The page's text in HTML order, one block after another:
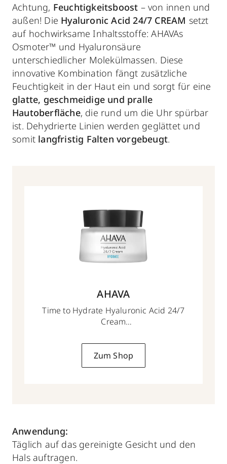
Achtung, Feuchtigkeitsboost – von innen und
außen! Die Hyaluronic Acid 24/7 CREAM setzt
auf hochwirksame Inhaltsstoffe: AHAVAs
Osmoter™ und Hyaluronsäure
unterschiedlicher Molekülmassen. Diese
innovative Kombination fängt zusätzliche
Feuchtigkeit in der Haut ein und sorgt für eine
glatte, geschmeidige und pralle
Hautoberfläche, die rund um die Uhr spürbar
ist. Dehydrierte Linien werden geglättet und
somit langfristig Falten vorgebeugt.
AHAVA
Time to Hydrate Hyaluronic Acid 24/7
Cream
Zum Shop
Anwendung:
Täglich auf das gereinigte Gesicht und den
Hals auftragen.